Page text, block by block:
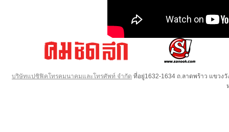
บริษัทแปซิฟิคโทรคมนาคมและโทรศัพท์ จำกัด ที่อยู่1632-1634 ถ.ลาดพร้าว แขวง